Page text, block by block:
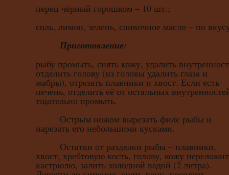
перец чёрный горошком – 10 шт.;
соль, лимон, зелень, сливочное масло – по
Приготовление:
рыбу промыть, снять кожу, удалить
отделить голову (из головы удалить глаза и
жабры), отрезать плавники и хвост. Если есть
печень, отделить её от остальных
тщательно промыть.
Острым ножом вырезать филе рыбы и
нарезать его небольшими кусками.
Остатки от разделки рыбы – плавники,
хвост, хребтовую кость, голову, кожу
кастрюлю, залить холодной водой (2 литра).